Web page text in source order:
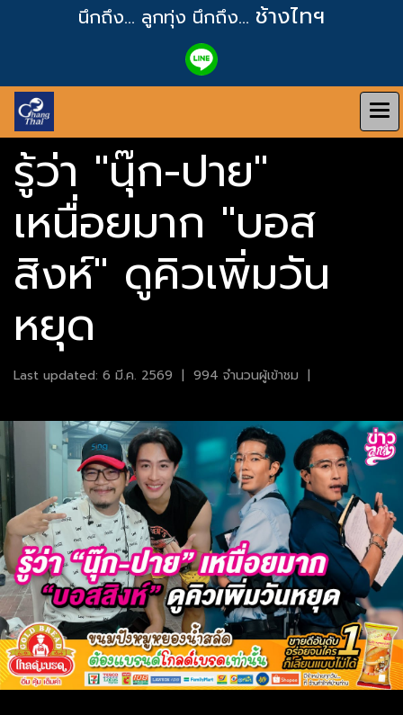
นึกถึง... ลูกทุ่ง นึกถึง... ช้างไทฯ
รู้ว่า "นุ๊ก-ปาย"
เหนื่อยมาก "บอส
สิงห์" ดูคิวเพิ่มวัน
หยุด
Last updated: 6 มี.ค. 2569 | 994 จำนวนผู้เข้าชม |